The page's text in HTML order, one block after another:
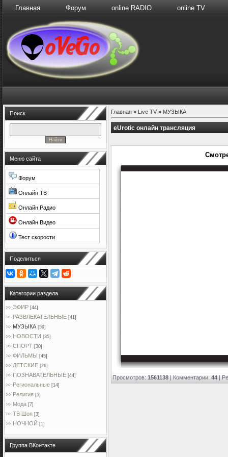
Главная Форум online RADIO online TV
Поиск
Меню сайта
Форум
Онлайн ТВ
Онлайн Радио
Онлайн Видео
Тест скорости
Поделиться
Категории раздела
ЭФИР [44]
РАЗВЛЕКАТЕЛЬНЫЕ [41]
МУЗЫКА [59]
НОВОСТИ [35]
СПОРТ [30]
ФИЛЬМЫ [45]
ДЕТСКИЕ [26]
ПОЗНАВАТЕЛЬНЫЕ [44]
Региональные [14]
Религия [5]
Мода [7]
ТВ Шоп [3]
НОЧНОЙ [1]
Группа ВКонтакте
Главная » Live TV » МУЗЫКА
eUrotic онлайн трансляция
Просмотров: 1561138 | Комментарии: 44|